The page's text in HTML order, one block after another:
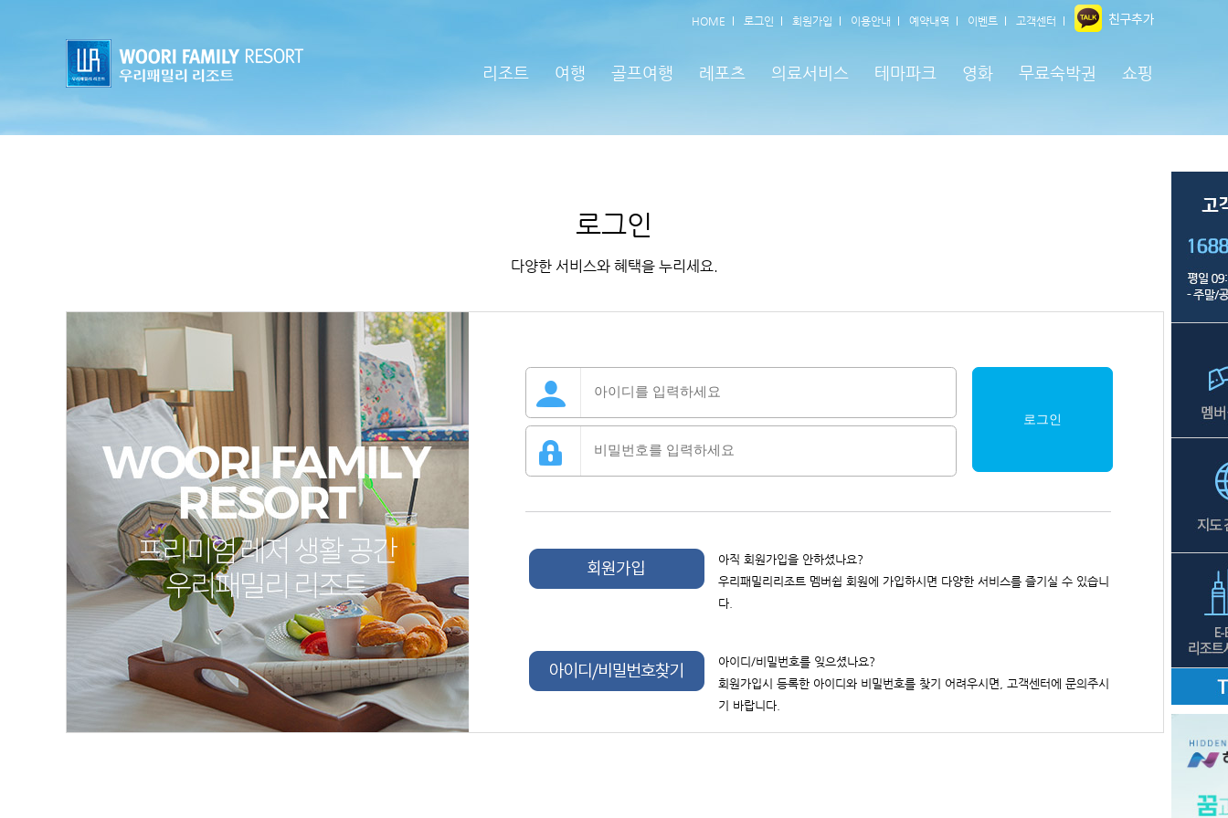
HOME 로그인 회원가입 이용안내 예약내역 이벤트 고객센터
리조트 여행 골프여행 레포츠 의료서비스 테마파크 영화 무료숙박권 쇼핑
로그인
다양한 서비스와 혜택을 누리세요.
로그인
아직 회원가입을 안하셨나요?
우리패밀리리조트 멤버쉽 회원에 가입하시면 다양한 서비스를 즐기실 수 있습니
다.
아이디/비밀번호를 잊으셨나요?
회원가입시 등록한 아이디와 비밀번호를 찾기 어려우시면, 고객센터에 문의주시
기 바랍니다.